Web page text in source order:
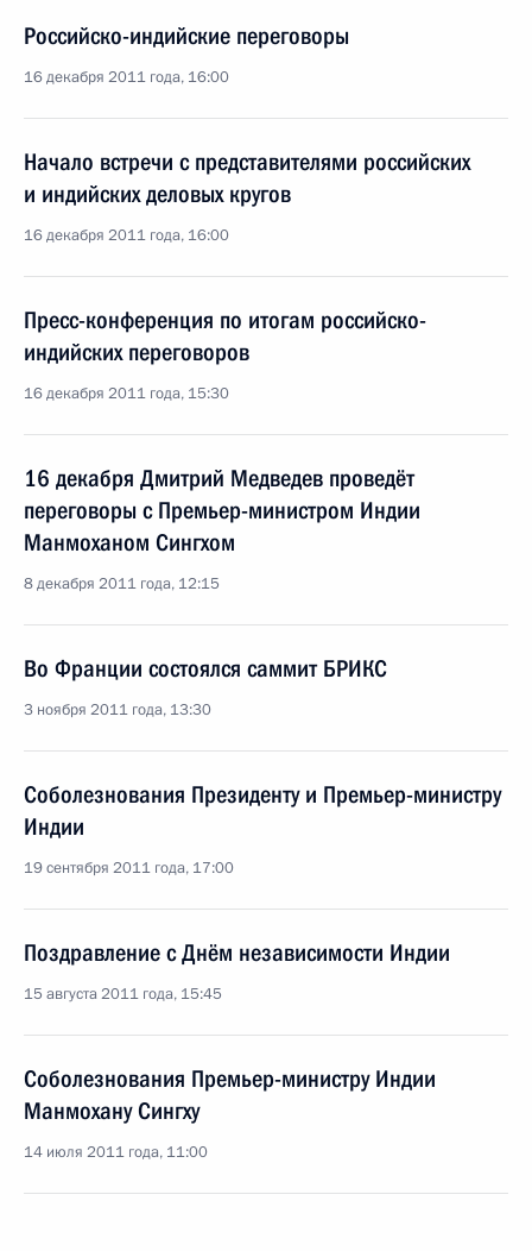
Российско-индийские переговоры
16 декабря 2011 года, 16:00
Начало встречи с представителями российских
и индийских деловых кругов
16 декабря 2011 года, 16:00
Пресс-конференция по итогам российско-
индийских переговоров
16 декабря 2011 года, 15:30
16 декабря Дмитрий Медведев проведёт
переговоры с Премьер-министром Индии
Манмоханом Сингхом
8 декабря 2011 года, 12:15
Во Франции состоялся саммит БРИКС
3 ноября 2011 года, 13:30
Соболезнования Президенту и Премьер-министру
Индии
19 сентября 2011 года, 17:00
Поздравление с Днём независимости Индии
15 августа 2011 года, 15:45
Соболезнования Премьер-министру Индии
Манмохану Сингху
14 июля 2011 года, 11:00